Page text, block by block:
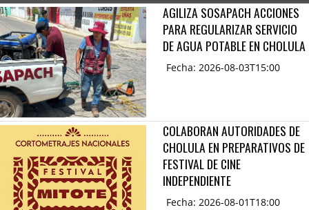
AGILIZA SOSAPACH ACCIONES
PARA REGULARIZAR SERVICIO
DE AGUA POTABLE EN CHOLULA
Fecha: 2026-08-03T15:00
COLABORAN AUTORIDADES DE
CHOLULA EN PREPARATIVOS DE
FESTIVAL DE CINE
INDEPENDIENTE
Fecha: 2026-08-01T18:00